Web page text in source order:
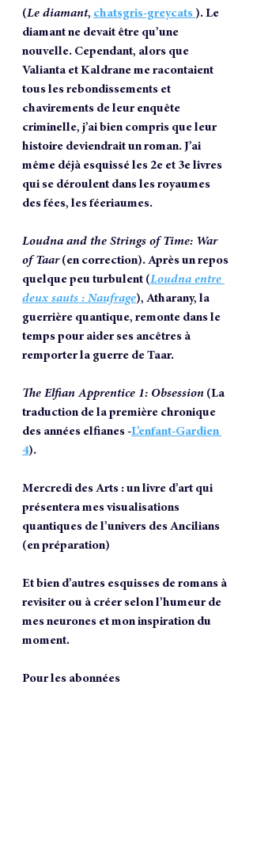
(Le diamant, chatsgris-greycats ). Le
diamant ne devait être qu’une
nouvelle. Cependant, alors que
Valianta et Kaldrane me racontaient
tous les rebondissements et
chavirements de leur enquête
criminelle, j’ai bien compris que leur
histoire deviendrait un roman. J’ai
même déjà esquissé les 2e et 3e livres
qui se déroulent dans les royaumes
des fées, les féeriaumes.
Loudna and the Strings of Time: War
of Taar (en correction). Après un repos
quelque peu turbulent (Loudna entre
deux sauts : Naufrage), Atharany, la
guerrière quantique, remonte dans le
temps pour aider ses ancêtres à
remporter la guerre de Taar.
The Elfian Apprentice 1: Obsession (La
traduction de la première chronique
des années elfianes -L’enfant-Gardien
4).
Mercredi des Arts : un livre d’art qui
présentera mes visualisations
quantiques de l’univers des Ancilians
(en préparation)
Et bien d’autres esquisses de romans à
revisiter ou à créer selon l’humeur de
mes neurones et mon inspiration du
moment.
Pour les abonnées